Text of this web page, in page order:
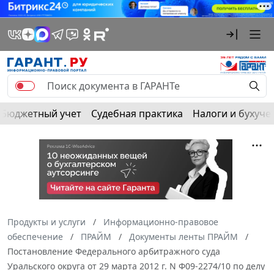
Бюджетный учет Судебная практика Налоги и
Продукты и услуги
Информационно-правовое
обеспечение
ПРАЙМ
Документы ленты ПРАЙМ
Постановление Федерального арбитражного суда
Уральского округа от 29 марта 2012 г. N Ф09-2274/10 по делу